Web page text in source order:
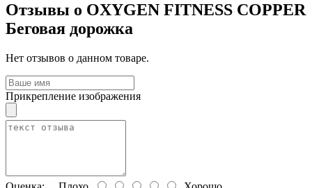
Отзывы о OXYGEN FITNESS COPPER
Беговая дорожка
Нет отзывов о данном товаре.
Прикрепление изображения